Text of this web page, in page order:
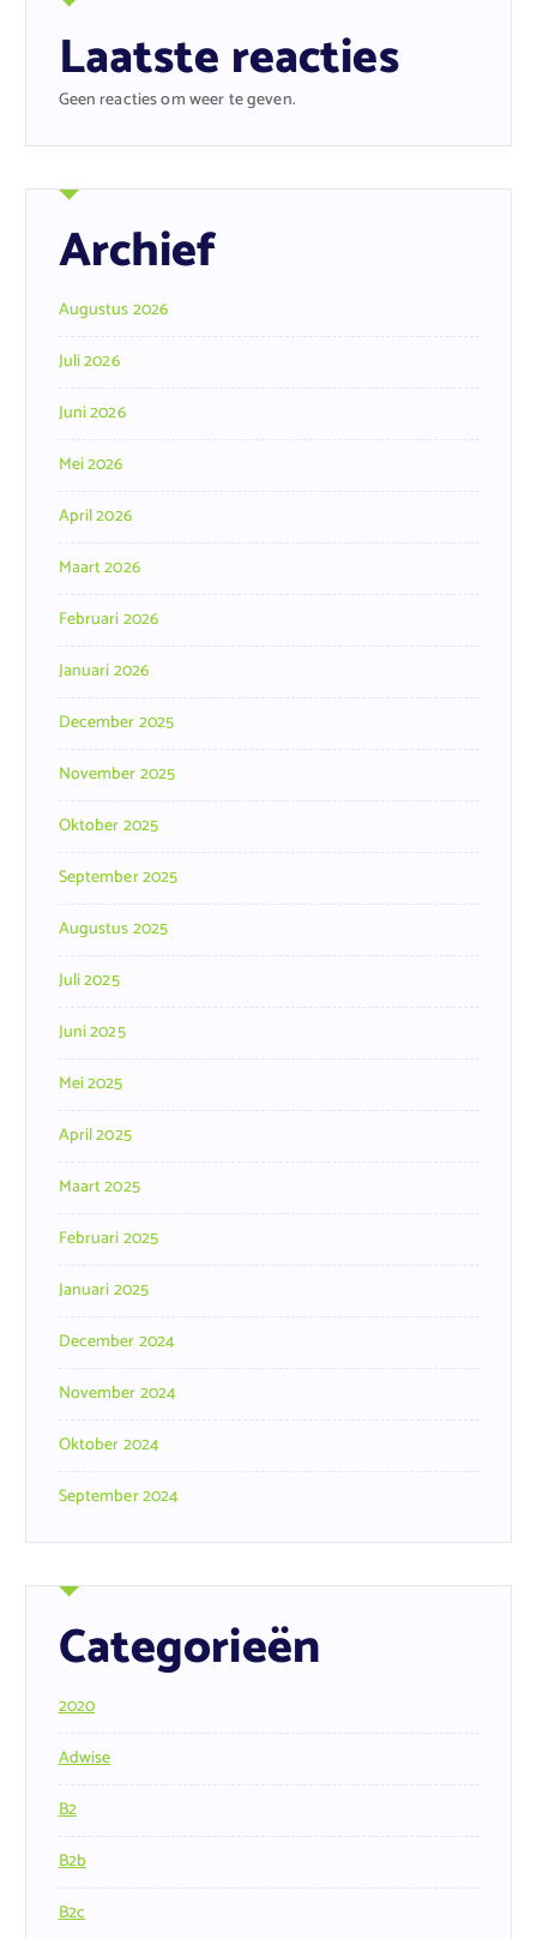
Laatste reacties
Geen reacties om weer te geven.
Archief
Augustus 2026
Juli 2026
Juni 2026
Mei 2026
April 2026
Maart 2026
Februari 2026
Januari 2026
December 2025
November 2025
Oktober 2025
September 2025
Augustus 2025
Juli 2025
Juni 2025
Mei 2025
April 2025
Maart 2025
Februari 2025
Januari 2025
December 2024
November 2024
Oktober 2024
September 2024
Categorieën
2020
Adwise
B2
B2b
B2c